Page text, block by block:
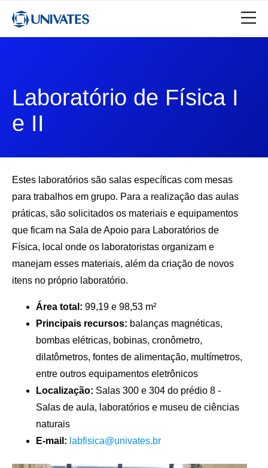
Laboratório de Física I
e II
Estes laboratórios são salas específicas com mesas
para trabalhos em grupo. Para a realização das aulas
práticas, são solicitados os materiais e equipamentos
que ficam na Sala de Apoio para Laboratórios de
Física, local onde os laboratoristas organizam e
manejam esses materiais, além da criação de novos
itens no próprio laboratório.
Área total: 99,19 e 98,53 m²
Principais recursos: balanças magnéticas,
bombas elétricas, bobinas, cronômetro,
dilatômetros, fontes de alimentação, multímetros,
entre outros equipamentos eletrônicos
Localização: Salas 300 e 304 do prédio 8 -
Salas de aula, laboratórios e museu de ciências
naturais
E-mail: labfisica@univates.br